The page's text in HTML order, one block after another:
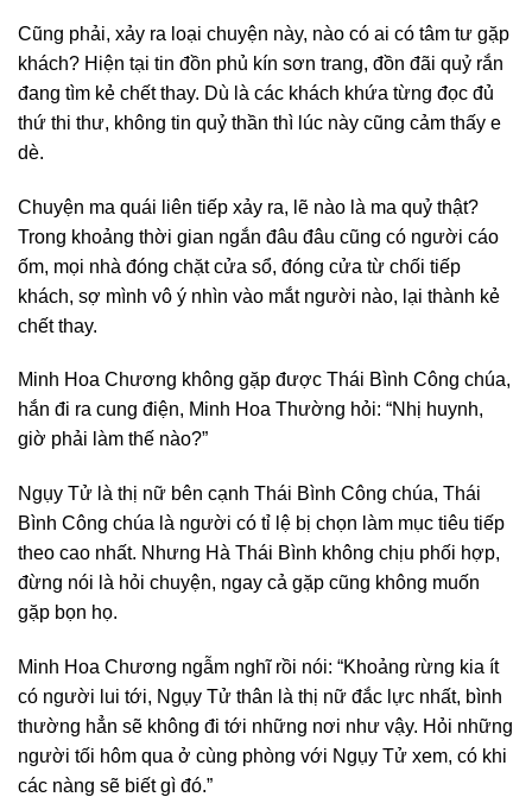
Cũng phải, xảy ra loại chuyện này, nào có ai có tâm tư gặp
khách? Hiện tại tin đồn phủ kín sơn trang, đồn đãi quỷ rắn
đang tìm kẻ chết thay. Dù là các khách khứa từng đọc đủ
thứ thi thư, không tin quỷ thần thì lúc này cũng cảm thấy e
dè.
Chuyện ma quái liên tiếp xảy ra, lẽ nào là ma quỷ thật?
Trong khoảng thời gian ngắn đâu đâu cũng có người cáo
ốm, mọi nhà đóng chặt cửa sổ, đóng cửa từ chối tiếp
khách, sợ mình vô ý nhìn vào mắt người nào, lại thành kẻ
chết thay.
Minh Hoa Chương không gặp được Thái Bình Công chúa,
hắn đi ra cung điện, Minh Hoa Thường hỏi: “Nhị huynh,
giờ phải làm thế nào?”
Ngụy Tử là thị nữ bên cạnh Thái Bình Công chúa, Thái
Bình Công chúa là người có tỉ lệ bị chọn làm mục tiêu tiếp
theo cao nhất. Nhưng Hà Thái Bình không chịu phối hợp,
đừng nói là hỏi chuyện, ngay cả gặp cũng không muốn
gặp bọn họ.
Minh Hoa Chương ngẫm nghĩ rồi nói: “Khoảng rừng kia ít
có người lui tới, Ngụy Tử thân là thị nữ đắc lực nhất, bình
thường hẳn sẽ không đi tới những nơi như vậy. Hỏi những
người tối hôm qua ở cùng phòng với Ngụy Tử xem, có khi
các nàng sẽ biết gì đó.”